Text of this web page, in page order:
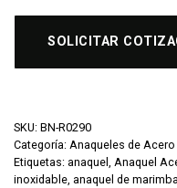
SOLICITAR
SKU: BN-R0290
Categoría: Anaqueles de
Etiquetas: anaquel , Anaquel
inoxidable, anaquel de